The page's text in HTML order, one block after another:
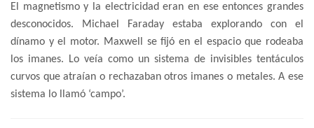
El magnetismo y la electricidad eran en ese entonces grandes
desconocidos. Michael Faraday estaba explorando con el
dínamo y el motor. Maxwell se fijó en el espacio que rodeaba
los imanes. Lo veía como un sistema de invisibles tentáculos
curvos que atraían o rechazaban otros imanes o metales. A ese
sistema lo llamó ‘campo’.